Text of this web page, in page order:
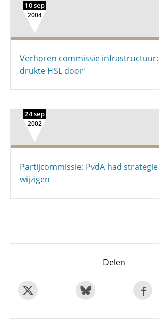
10 sep
2004
Verhoren commissie
drukte HSL door'
24 sep
2002
Partijcommissie: PvdA had
wijzigen
Delen